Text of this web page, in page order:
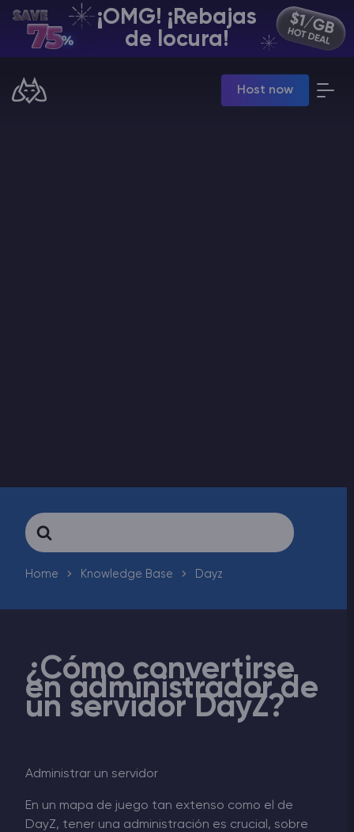
¡OMG! ¡Rebajas
de locura!
Host now
ES | USD
Manage your servers & payments
Search
For
Home Knowledge Base Dayz
¿Cómo convertirse
en administrador de
un servidor DayZ?
Administrar un servidor
En un mapa de juego tan extenso como el de
DayZ, tener una administración es crucial, sobre